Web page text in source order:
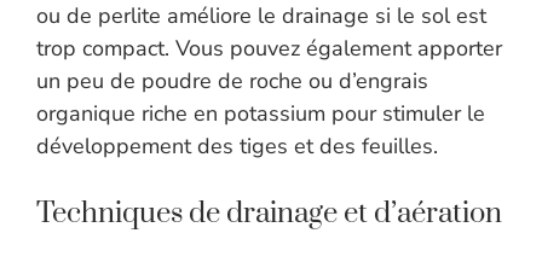
ou de perlite améliore le drainage si le sol est
trop compact. Vous pouvez également apporter
un peu de poudre de roche ou d’engrais
organique riche en potassium pour stimuler le
développement des tiges et des feuilles.
Techniques de drainage et d’aération